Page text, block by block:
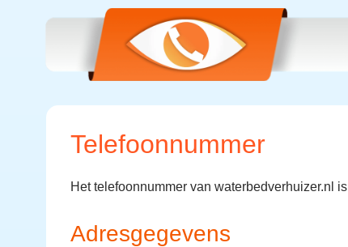
Telefoonnummer
Het telefoonnummer van waterbedverhuizer.nl is
Adresgegevens